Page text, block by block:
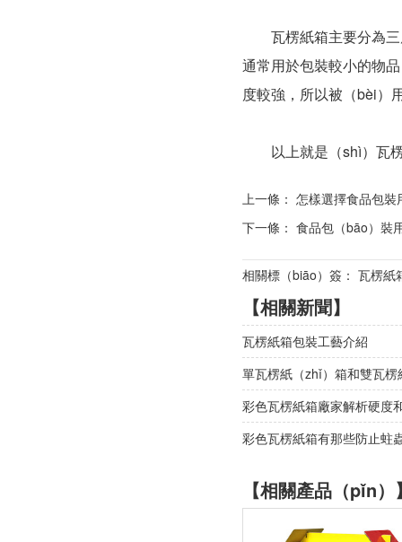
瓦楞紙箱主要分為三
通常用於包裝較小的物
度較強，所以被（bèi）
以上就是（shì）瓦楞
上一條： 怎樣選擇食品包
下一條： 食品包（bāo）裝
相關標（biāo）簽： 瓦楞紙
【相關新聞】
瓦楞紙箱包裝工藝介紹
單瓦楞紙（zhǐ）箱和雙瓦
彩色瓦楞紙箱廠家解析硬度
彩色瓦楞紙箱有那些防止蛀
【相關產品（pǐn）